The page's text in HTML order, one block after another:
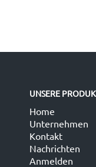
UNSERE
Home
Unternehmen
Kontakt
Nachrichten
Anmelden